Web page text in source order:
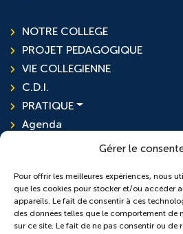
Gérer le
Pour offrir les meilleures expériences, nous
que les cookies pour stocker et/ou accéder
appareils. Le fait de consentir à ces
des données telles que le comportement de
sur ce site. Le fait de ne pas consentir ou de
NOTRE COLLEGE
PROJET PEDAGOGIQUE
VIE COLLEGIENNE
C.D.I.
PRATIQUE
Agenda
L'ensemble scolaire